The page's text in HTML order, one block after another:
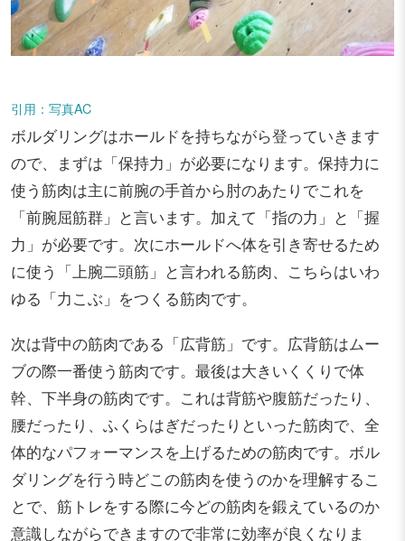
引用：写真AC
ボルダリングはホールドを持ちながら登っていきます
ので、まずは「保持力」が必要になります。保持力に
使う筋肉は主に前腕の手首から肘のあたりでこれを
「前腕屈筋群」と言います。加えて「指の力」と「握
力」が必要です。次にホールドへ体を引き寄せるため
に使う「上腕二頭筋」と言われる筋肉、こちらはいわ
ゆる「力こぶ」をつくる筋肉です。
次は背中の筋肉である「広背筋」です。広背筋はムー
ブの際一番使う筋肉です。最後は大きいくくりで体
幹、下半身の筋肉です。これは背筋や腹筋だったり、
腰だったり、ふくらはぎだったりといった筋肉で、全
体的なパフォーマンスを上げるための筋肉です。ボル
ダリングを行う時どこの筋肉を使うのかを理解するこ
とで、筋トレをする際に今どの筋肉を鍛えているのか
意識しながらできますので非常に効率が良くなりま